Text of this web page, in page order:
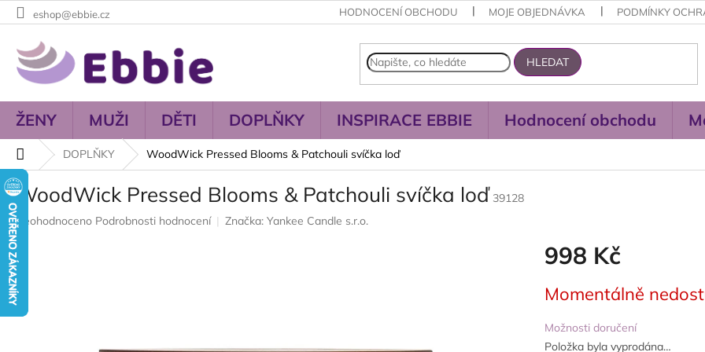
Přejít
na
eshop@ebbie.cz HODNOCENÍ OBCHODU MOJE OBJEDNÁVKA PODMÍNKY
HLEDAT
ŽENY MUŽI DĚTI DOPLŇKY INSPIRACE EBBIE Hodnocení obchodu
Domů DOPLŇKY WoodWick Pressed Blooms & Patchouli svíčka loď
WoodWick Pressed Blooms & Patchouli svíčka loď 39128
Průměrné
hodnocení
produktu
je
0,0
z
5
Neohodnoceno Podrobnosti hodnocení Značka: Yankee Candle s.r.o.
998 Kč
cena:
Momentálně
Možnosti doručení
Položka byla vyprodána…